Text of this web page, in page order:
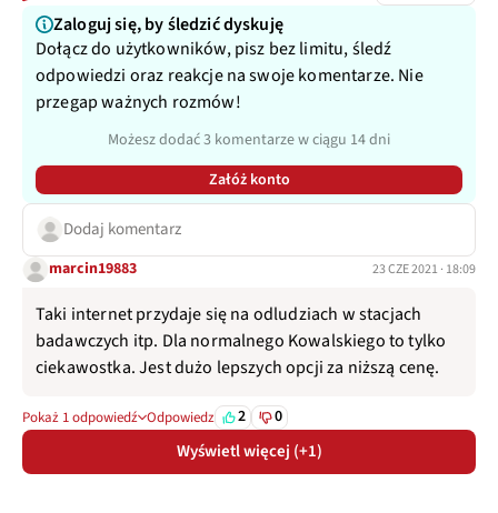
Zaloguj się, by śledzić dyskuję
Dołącz do użytkowników, pisz bez limitu, śledź
odpowiedzi oraz reakcje na swoje komentarze. Nie
przegap ważnych rozmów!
Możesz dodać 3 komentarze w ciągu 14 dni
Załóż konto
Dodaj komentarz
marcin19883 23 CZE 2021 · 18:09
Taki internet przydaje się na odludziach w stacjach
badawczych itp. Dla normalnego Kowalskiego to tylko
ciekawostka. Jest dużo lepszych opcji za niższą cenę.
Pokaż 1 odpowiedź Odpowiedz 2 0
Wyświetl więcej (+1)